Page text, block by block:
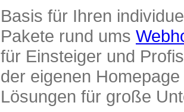
Basis für Ihren
Pakete rund ums
für Einsteiger und
der eigenen
Lösungen für große